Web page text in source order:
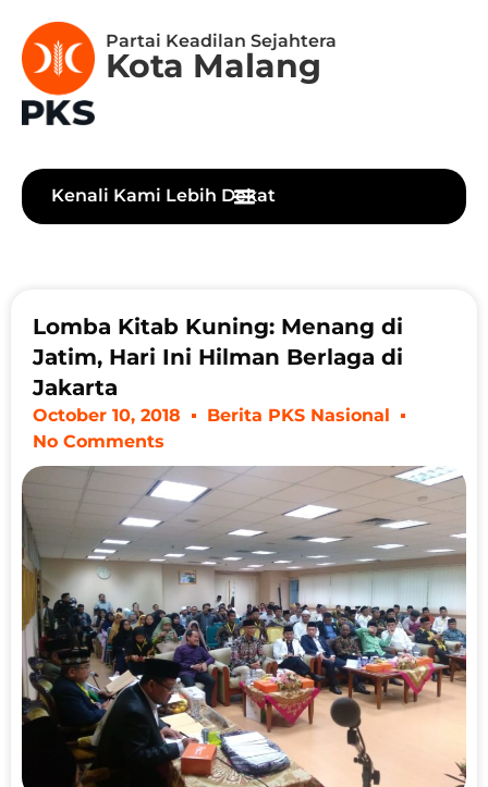
Partai Keadilan Sejahtera
Kota Malang
Kenali Kami Lebih Dekat
Lomba Kitab Kuning: Menang di
Jatim, Hari Ini Hilman Berlaga di
Jakarta
October 10, 2018
Berita PKS Nasional
No Comments